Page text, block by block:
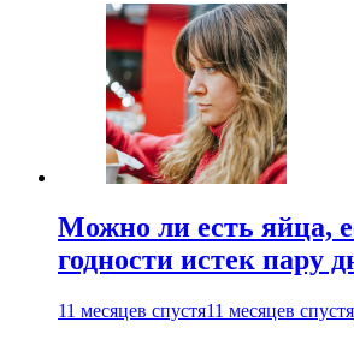
Можно ли есть яйца,
годности истек пару
11 месяцев спустя11 месяцев спустя